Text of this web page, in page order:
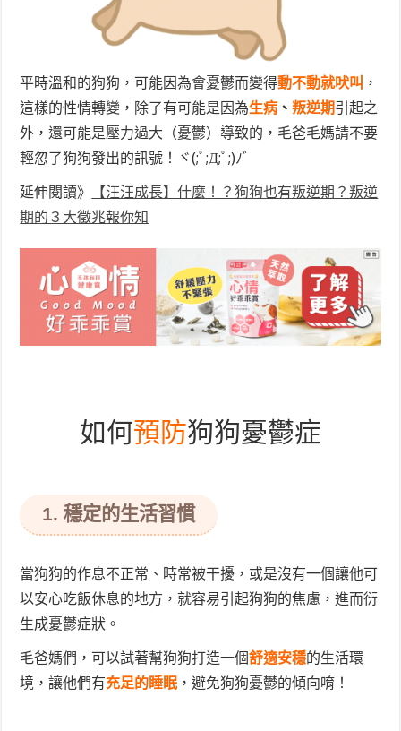
平時溫和的狗狗，可能因為會憂鬱而變得動不動就吠叫 ，
這樣的性情轉變，除了有可能是因為生病 、叛逆期引起之
外，還可能是壓力過大（憂鬱）導致的，毛爸毛媽請不要
輕忽了狗狗發出的訊號！ヾ(;ﾟ;Д;ﾟ;)ﾉﾞ
延伸閱讀》
【汪汪成長】什麼！？狗狗也有叛逆期？叛逆
期的３大徵兆報你知
如何預防狗狗憂鬱症
1. 穩定的生活習慣
當狗狗的作息不正常、時常被干擾，或是沒有一個讓他可
以安心吃飯休息的地方，就容易引起狗狗的焦慮，進而衍
生成憂鬱症狀。
毛爸媽們，可以試著幫狗狗打造一個舒適安穩的生活環
境，讓他們有充足的睡眠，避免狗狗憂鬱的傾向唷！